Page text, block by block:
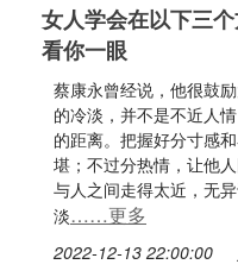
女人学会在以下三
看你一眼
蔡康永曾经说，他很鼓
的冷淡，并不是不近人
的距离。把握好分寸感
堪；不过分热情，让他
与人之间走得太近，无
淡……更多
2022-12-13 22:00:00